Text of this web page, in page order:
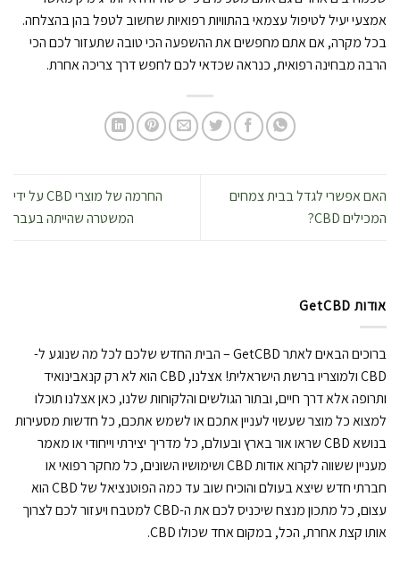
אמצעי יעיל לטיפול עצמאי בהתוויות רפואיות שחשוב לטפל בהן בהצלחה.
בכל מקרה, אם אתם מחפשים את ההשפעה הכי טובה שתעזור לכם הכי
הרבה מבחינה רפואית, כנראה שכדאי לכם לחפש דרך צריכה אחרת.
האם אפשרי לגדל בבית צמחים
המכילים CBD?
החרמה של מוצרי CBD על ידי
המשטרה שהייתה בעבר
אודות GetCBD
ברוכים הבאים לאתר GetCBD – הבית החדש שלכם לכל מה שנוגע ל-
CBD ולמוצריו ברשת הישראלית! אצלנו, CBD הוא לא רק קנאבינואיד
ותרופה אלא דרך חיים, ובתור הגולשים והלקוחות שלנו, כאן אצלנו תוכלו
למצוא כל מוצר שעשוי לעניין אתכם או לשמש אתכם, כל חדשות מסעירות
בנושא CBD שראו אור בארץ ובעולם, כל מדריך יצירתי וייחודי או מאמר
מעניין ששווה לקרוא אודות CBD ושימושיו השונים, כל מחקר רפואי או
חברתי חדש שיצא בעולם והוכיח שוב עד כמה הפוטנציאל של CBD הוא
עצום, כל מתכון מנצח שיכניס לכם את ה-CBD למטבח ויעזור לכם לצרוך
אותו קצת אחרת, הכל, במקום אחד שכולו CBD.